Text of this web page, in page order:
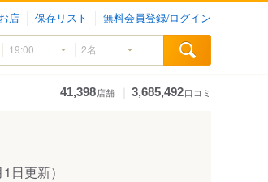
店 保存リスト 無料会員登録/ログイン
41,398店舗 3,685,492口コミ
日更新）